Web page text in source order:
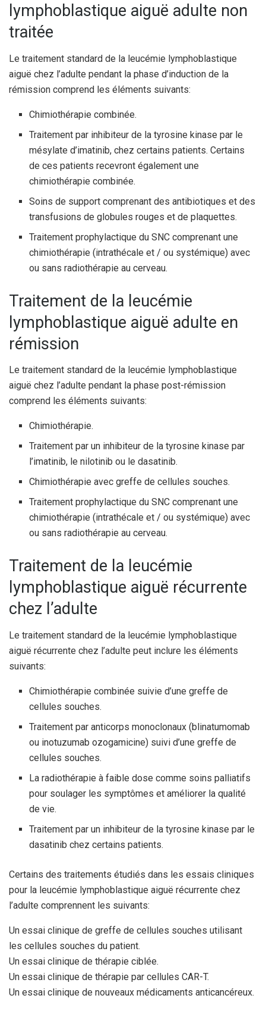
lymphoblastique aiguë adulte non
traitée
Le traitement standard de la leucémie lymphoblastique
aiguë chez l’adulte pendant la phase d’induction de la
rémission comprend les éléments suivants:
Chimiothérapie combinée.
Traitement par inhibiteur de la tyrosine kinase par le
mésylate d’imatinib, chez certains patients. Certains
de ces patients recevront également une
chimiothérapie combinée.
Soins de support comprenant des antibiotiques et des
transfusions de globules rouges et de plaquettes.
Traitement prophylactique du SNC comprenant une
chimiothérapie (intrathécale et / ou systémique) avec
ou sans radiothérapie au cerveau.
Traitement de la leucémie
lymphoblastique aiguë adulte en
rémission
Le traitement standard de la leucémie lymphoblastique
aiguë chez l’adulte pendant la phase post-rémission
comprend les éléments suivants:
Chimiothérapie.
Traitement par un inhibiteur de la tyrosine kinase par
l’imatinib, le nilotinib ou le dasatinib.
Chimiothérapie avec greffe de cellules souches.
Traitement prophylactique du SNC comprenant une
chimiothérapie (intrathécale et / ou systémique) avec
ou sans radiothérapie au cerveau.
Traitement de la leucémie
lymphoblastique aiguë récurrente
chez l’adulte
Le traitement standard de la leucémie lymphoblastique
aiguë récurrente chez l’adulte peut inclure les éléments
suivants:
Chimiothérapie combinée suivie d’une greffe de
cellules souches.
Traitement par anticorps monoclonaux (blinatumomab
ou inotuzumab ozogamicine) suivi d’une greffe de
cellules souches.
La radiothérapie à faible dose comme soins palliatifs
pour soulager les symptômes et améliorer la qualité
de vie.
Traitement par un inhibiteur de la tyrosine kinase par le
dasatinib chez certains patients.
Certains des traitements étudiés dans les essais cliniques
pour la leucémie lymphoblastique aiguë récurrente chez
l’adulte comprennent les suivants:
Un essai clinique de greffe de cellules souches utilisant
les cellules souches du patient.
Un essai clinique de thérapie ciblée.
Un essai clinique de thérapie par cellules CAR-T.
Un essai clinique de nouveaux médicaments anticancéreux.